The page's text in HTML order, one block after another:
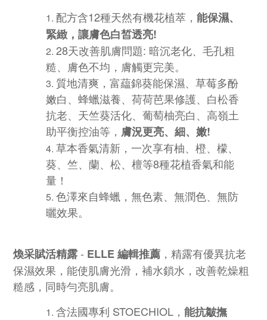
配方含12種天然有機花植萃， 能保濕、
緊緻，讓膚色白皙透亮!
28天改善肌膚問題: 暗沉老化、毛孔粗
糙、膚色不均，膚觸更完美。
質地清爽，富藴錦葵能保濕、草莓多酚
嫩白、蜂蠟滋養、荷荷芭果修護、白松香
抗老、天竺葵活化、葡萄柚亮白、高嶺土
助平衡控油等， 膚況更亮、細、嫩!
草本香氣清新，一次享有柚、橙、檬、
葵、竺、蘭、松、檀等8種花植香氣和能
量！
色澤來自蜂蠟，無色素、無潤色、無防
曬效果。
煥采賦活精露- ELLE 編輯推薦 ， 精露有優異抗老
保濕效果，能使肌膚光滑，補水鎖水，改善乾燥粗
糙感，同時勻亮肌膚。
含法國專利 STOECHIOL， 能抗皺撫